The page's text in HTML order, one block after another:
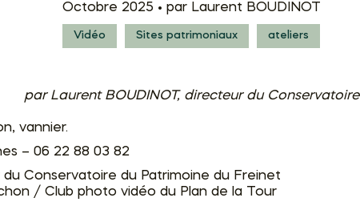
Octobre 2025 • par Laurent BOUDINOT
Vidéo Sites patrimoniaux ateliers
par Laurent BOUDINOT, directeur du Conservatoire
vannier.
– 06 22 88 03 82
Conservatoire du Patrimoine du Freinet
/ Club photo vidéo du Plan de la Tour